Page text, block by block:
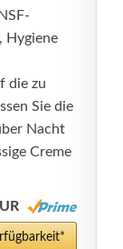
Hygiene
die zu
Sie die
Nacht
Creme